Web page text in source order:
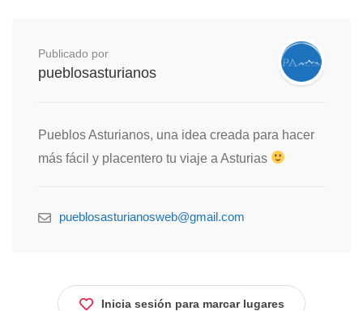
Publicado por
pueblosasturianos
Pueblos Asturianos, una idea creada para hacer
más fácil y placentero tu viaje a Asturias
pueblosasturianosweb@gmail.com
Inicia sesión para marcar lugares